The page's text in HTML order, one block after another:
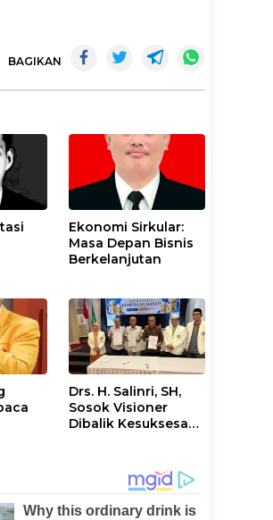
BAGIKAN
Ekonomi Sirkular:
Masa Depan Bisnis
Berkelanjutan
Drs. H. Salinri, SH,
Sosok Visioner
Dibalik Kesuksesan
IMMIM Award Dua